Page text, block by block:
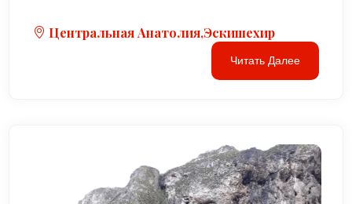
Центральная Анатолия,Эскишехир
Читать Далее